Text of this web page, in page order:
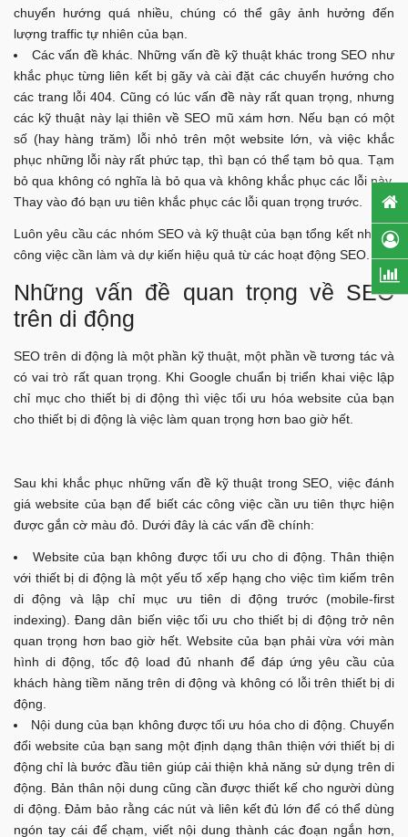
chuyển hướng quá nhiều, chúng có thể gây ảnh hưởng đến
lượng traffic tự nhiên của bạn.
Các vấn đề khác. Những vấn đề kỹ thuật khác trong SEO như
khắc phục từng liên kết bị gãy và cài đặt các chuyển hướng cho
các trang lỗi 404. Cũng có lúc vấn đề này rất quan trọng, nhưng
các kỹ thuật này lại thiên về SEO mũ xám hơn. Nếu bạn có một
số (hay hàng trăm) lỗi nhỏ trên một website lớn, và việc khắc
phục những lỗi này rất phức tạp, thì bạn có thể tạm bỏ qua. Tạm
bỏ qua không có nghĩa là bỏ qua và không khắc phục các lỗi này.
Thay vào đó bạn ưu tiên khắc phục các lỗi quan trọng trước.
Luôn yêu cầu các nhóm SEO và kỹ thuật của bạn tổng kết những
công việc cần làm và dự kiến hiệu quả từ các hoạt động SEO.
Những vấn đề quan trọng về SEO
trên di động
SEO trên di động là một phần kỹ thuật, một phần về tương tác và
có vai trò rất quan trọng. Khi Google chuẩn bị triển khai việc lập
chỉ mục cho thiết bị di động thì việc tối ưu hóa website của bạn
cho thiết bị di động là việc làm quan trọng hơn bao giờ hết.
Sau khi khắc phục những vấn đề kỹ thuật trong SEO, việc đánh
giá website của bạn để biết các công việc cần ưu tiên thực hiện
được gắn cờ màu đỏ. Dưới đây là các vấn đề chính:
Website của bạn không được tối ưu cho di động. Thân thiện
với thiết bị di động là một yếu tố xếp hạng cho việc tìm kiếm trên
di động và lập chỉ mục ưu tiên di động trước (mobile-first
indexing). Đang dân biến việc tối ưu cho thiết bị di động trở nên
quan trọng hơn bao giờ hết. Website của bạn phải vừa với màn
hình di động, tốc độ load đủ nhanh để đáp ứng yêu cầu của
khách hàng tiềm năng trên di động và không có lỗi trên thiết bị di
động.
Nội dung của bạn không được tối ưu hóa cho di động. Chuyển
đổi website của bạn sang một định dạng thân thiện với thiết bị di
động chỉ là bước đầu tiên giúp cải thiện khả năng sử dụng trên di
động. Bản thân nội dung cũng cần được thiết kế cho người dùng
di động. Đảm bảo rằng các nút và liên kết đủ lớn để có thể dùng
ngón tay cái để chạm, viết nội dung thành các đoạn ngắn hơn,